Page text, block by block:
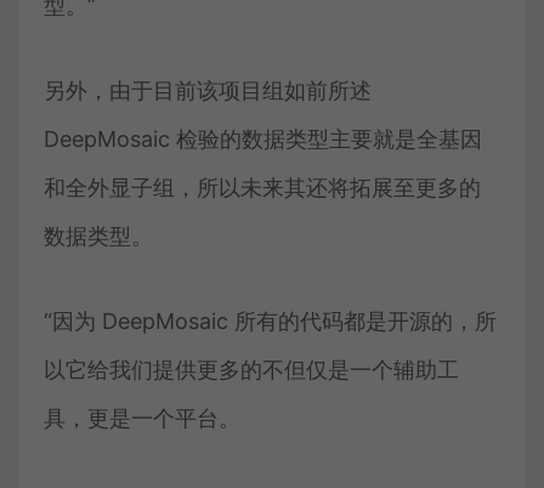
型。”
另外，由于目前该项目组如前所述
DeepMosaic 检验的数据类型主要就是全基因
和全外显子组，所以未来其还将拓展至更多的
数据类型。
“因为 DeepMosaic 所有的代码都是开源的，所
以它给我们提供更多的不但仅是一个辅助工
具，更是一个平台。